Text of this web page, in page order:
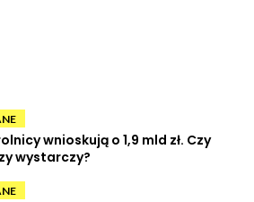
wnioskują o 1,9 mld zł. Czy
wystarczy?